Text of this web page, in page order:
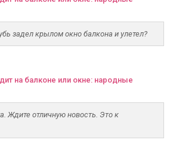
задел крылом окно балкона и улетел?
на балконе или окне: народные
Ждите отличную новость. Это к